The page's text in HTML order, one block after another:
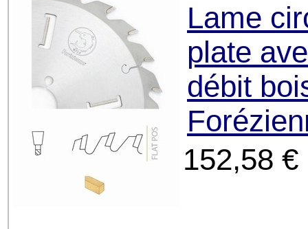
Lame
plate
débit
152,58 €